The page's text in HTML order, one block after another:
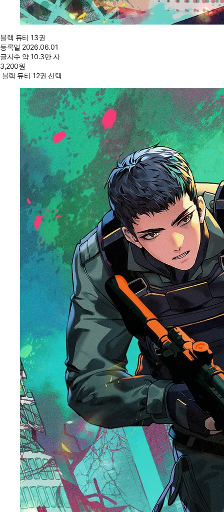
블랙 듀티 13권
등록일 2026.06.01
글자수 약 10.3만 자
3,200원
블랙 듀티 12권 선택